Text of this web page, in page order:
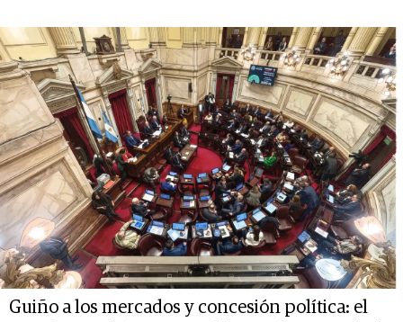
Guiño a los mercados y concesión política: el